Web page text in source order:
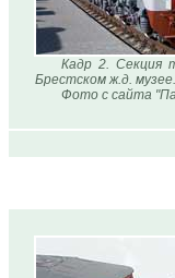
Кадр 2. Секция
Брестском ж.д. музее.
Фото с сайта